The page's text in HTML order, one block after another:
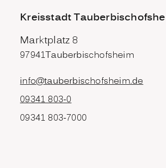
Kreisstadt
Marktplatz 8
97941Tauberbischofsheim
info@tauberbischofsheim.de
09341 803-0
09341 803-7000